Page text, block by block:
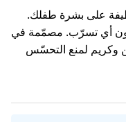
على بشرة طفلك.
دون أي تسرّب. مصمّمة في
وكريم لمنع التحسّس